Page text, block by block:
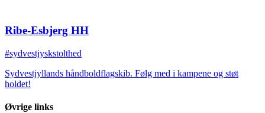
Ribe-Esbjerg HH
#sydvestjyskstolthed
Sydvestjyllands håndboldflagskib. Følg med i kampene og støt
holdet!
Øvrige links